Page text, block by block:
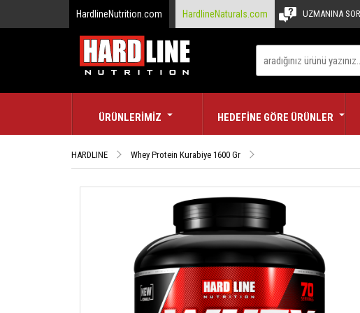
HardlineNutrition.com HardlineNaturals.com UZMANINA SOR
ÜRÜNLERİMİZ HEDEFİNE GÖRE ÜRÜNLER
HARDLINE Whey Protein Kurabiye 1600 Gr